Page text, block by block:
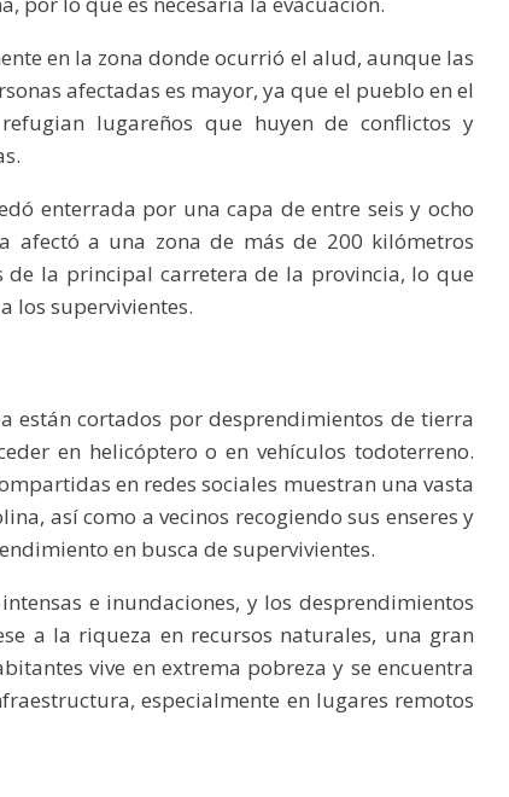
en la zona donde ocurrió el alud, aunque las
afectadas es mayor, ya que el pueblo en el
lugareños que huyen de conflictos y
enterrada por una capa de entre seis y ocho
afectó a una zona de más de 200 kilómetros
la principal carretera de la provincia, lo que
los supervivientes.
están cortados por desprendimientos de tierra
en helicóptero o en vehículos todoterreno.
en redes sociales muestran una vasta
así como a vecinos recogiendo sus enseres y
en busca de supervivientes.
e inundaciones, y los desprendimientos
a la riqueza en recursos naturales, una gran
vive en extrema pobreza y se encuentra
especialmente en lugares remotos